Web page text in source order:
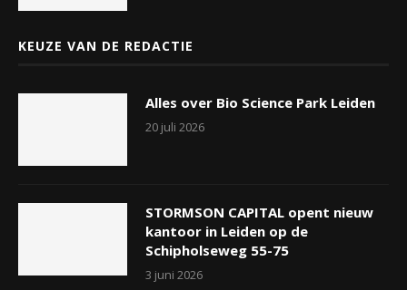
KEUZE VAN DE REDACTIE
Alles over Bio Science Park Leiden
20 juli 2026
STORMSON CAPITAL opent nieuw
kantoor in Leiden op de
Schipholseweg 55-75
3 juni 2026